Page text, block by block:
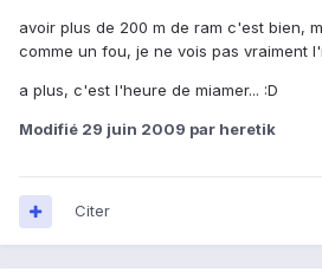
avoir plus de 200 m de ram c'est bien,
comme un fou, je ne vois pas vraiment
a plus, c'est l'heure de miamer... :D
Modifié 29 juin 2009 par heretik
Citer